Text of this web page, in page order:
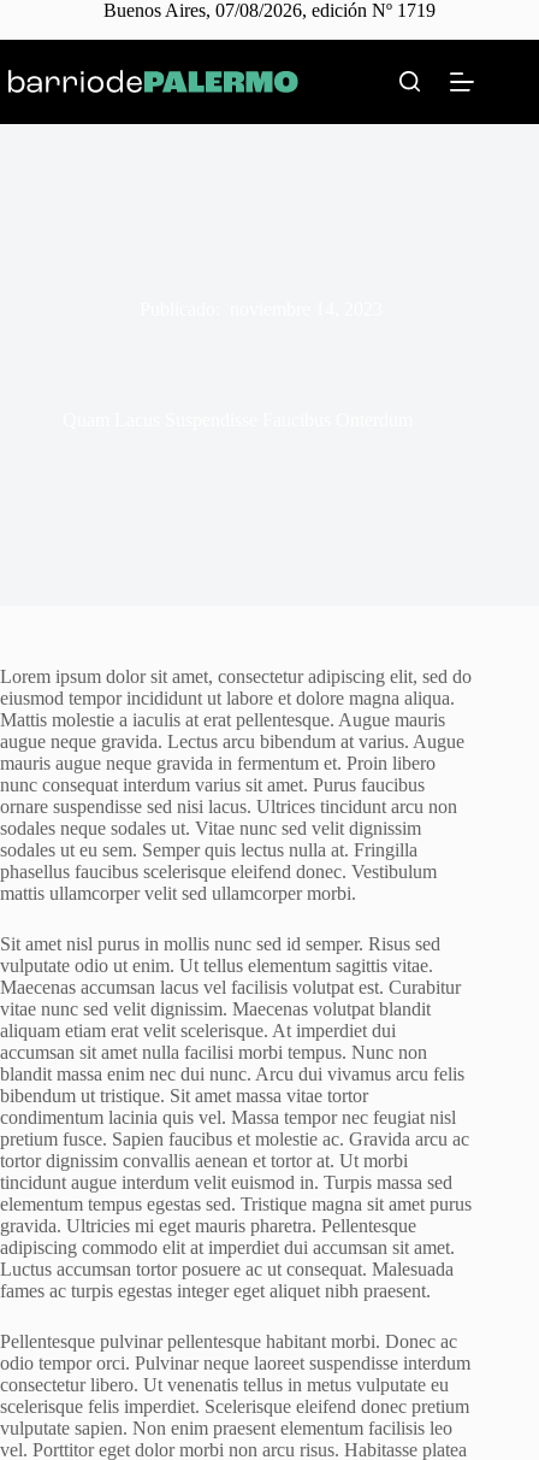
Buenos Aires, 07/08/2026, edición Nº 1719
to
content
Lorem ipsum dolor sit amet, consectetur adipiscing elit, sed do
eiusmod tempor incididunt ut labore et dolore magna aliqua.
Mattis molestie a iaculis at erat pellentesque. Augue mauris
augue neque gravida. Lectus arcu bibendum at varius. Augue
mauris augue neque gravida in fermentum et. Proin libero
nunc consequat interdum varius sit amet. Purus faucibus
ornare suspendisse sed nisi lacus. Ultrices tincidunt arcu non
sodales neque sodales ut. Vitae nunc sed velit dignissim
sodales ut eu sem. Semper quis lectus nulla at. Fringilla
phasellus faucibus scelerisque eleifend donec. Vestibulum
mattis ullamcorper velit sed ullamcorper morbi.
Sit amet nisl purus in mollis nunc sed id semper. Risus sed
vulputate odio ut enim. Ut tellus elementum sagittis vitae.
Maecenas accumsan lacus vel facilisis volutpat est. Curabitur
vitae nunc sed velit dignissim. Maecenas volutpat blandit
aliquam etiam erat velit scelerisque. At imperdiet dui
accumsan sit amet nulla facilisi morbi tempus. Nunc non
blandit massa enim nec dui nunc. Arcu dui vivamus arcu felis
bibendum ut tristique. Sit amet massa vitae tortor
condimentum lacinia quis vel. Massa tempor nec feugiat nisl
pretium fusce. Sapien faucibus et molestie ac. Gravida arcu ac
tortor dignissim convallis aenean et tortor at. Ut morbi
tincidunt augue interdum velit euismod in. Turpis massa sed
elementum tempus egestas sed. Tristique magna sit amet purus
gravida. Ultricies mi eget mauris pharetra. Pellentesque
adipiscing commodo elit at imperdiet dui accumsan sit amet.
Luctus accumsan tortor posuere ac ut consequat. Malesuada
fames ac turpis egestas integer eget aliquet nibh praesent.
Pellentesque pulvinar pellentesque habitant morbi. Donec ac
odio tempor orci. Pulvinar neque laoreet suspendisse interdum
consectetur libero. Ut venenatis tellus in metus vulputate eu
scelerisque felis imperdiet. Scelerisque eleifend donec pretium
vulputate sapien. Non enim praesent elementum facilisis leo
vel. Porttitor eget dolor morbi non arcu risus. Habitasse platea